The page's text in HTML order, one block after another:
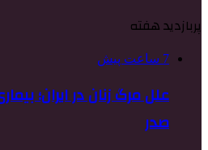
پربازدید هفته
7 ساعت پیش
علل مرگ زنان در ایران؛
صدر